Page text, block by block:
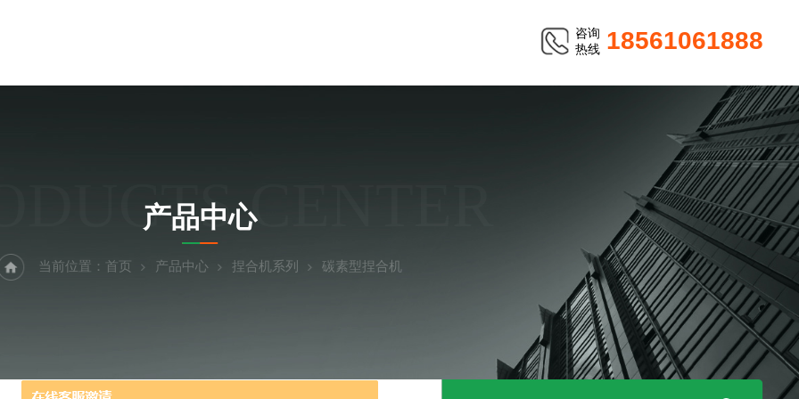
咨询
热线 18561061888
CENTER
产品中心
当前位置： 首页 产品中心 捏合机系列 碳素型捏合机